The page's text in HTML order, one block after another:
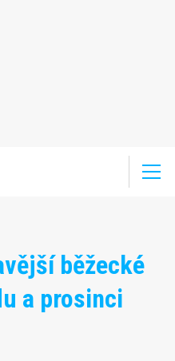
běžecké
a prosinci